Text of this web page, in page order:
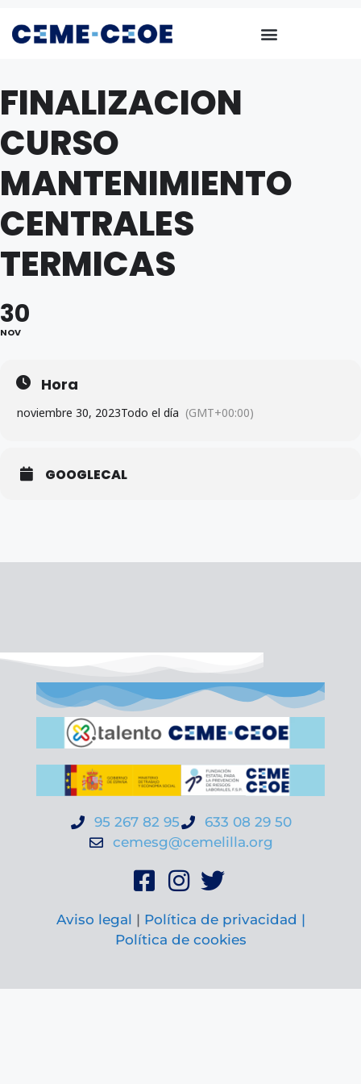
FINALIZACION
CURSO
MANTENIMIENTO
CENTRALES
TERMICAS
30
NOV
Hora
noviembre 30, 2023Todo el día (GMT+00:00)
GOOGLECAL
95 267 82 95
633 08 29 50
cemesg@cemelilla.org
Aviso legal | Política de privacidad |
Política de cookies